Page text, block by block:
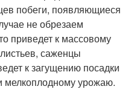
побеги, появляющиеся
не обрезаем
приведет к массовому
саженцы
к загущению посадки
мелкоплодному урожаю.